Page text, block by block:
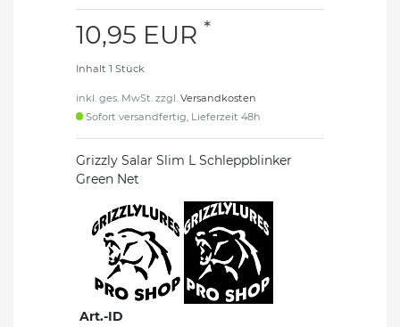
10,95 EUR *
Inhalt 1 Stück
inkl. ges. MwSt. zzgl. Versandkosten
Sofort versandfertig, Lieferzeit 48h
Grizzly Salar Slim L Schleppblinker
Green Net
Art.-ID